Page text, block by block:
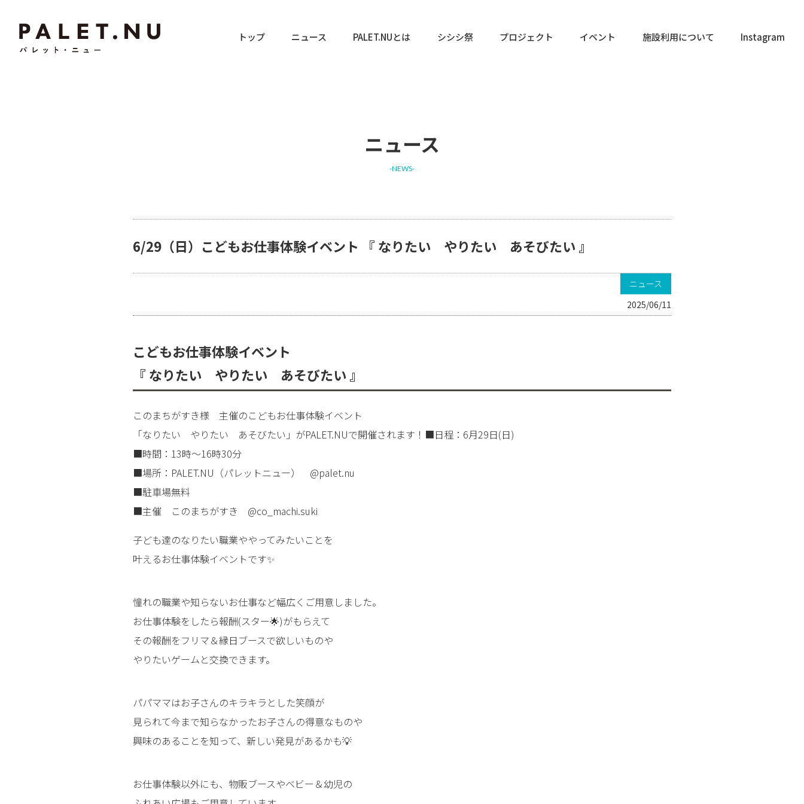
トップ ニュース PALET.NUとは シシシ祭 プロジェクト イベント 施設利用について Instagram
ニュース
-NEWS-
6/29（日）こどもお仕事体験イベント 『 なりたい やりたい あそびたい 』
ニュース
2025/06/11
こどもお仕事体験イベント
『 なりたい やりたい あそびたい 』
このまちがすき様 主催のこどもお仕事体験イベント
「なりたい やりたい あそびたい」がPALET.NUで開催されます！■日程：6月29日(日)
■時間：13時〜16時30分
■場所：PALET.NU（パレットニュー） @palet.nu
■駐車場無料
■主催 このまちがすき @co_machi.suki
子ども達のなりたい職業ややってみたいことを
叶えるお仕事体験イベントです✨
憧れの職業や知らないお仕事など幅広くご用意しました。
お仕事体験をしたら報酬(スター🌟)がもらえて
その報酬をフリマ＆縁日ブースで欲しいものや
やりたいゲームと交換できます。
パパママはお子さんのキラキラとした笑顔が
見られて今まで知らなかったお子さんの得意なものや
興味のあることを知って、新しい発見があるかも💡
お仕事体験以外にも、物販ブースやベビー＆幼児の